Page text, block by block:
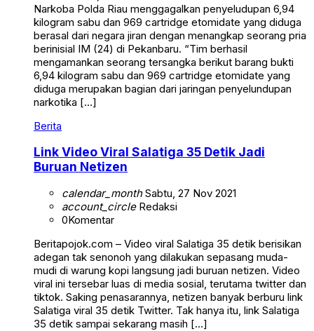
Narkoba Polda Riau menggagalkan penyeludupan 6,94
kilogram sabu dan 969 cartridge etomidate yang diduga
berasal dari negara jiran dengan menangkap seorang pria
berinisial IM (24) di Pekanbaru. “Tim berhasil
mengamankan seorang tersangka berikut barang bukti
6,94 kilogram sabu dan 969 cartridge etomidate yang
diduga merupakan bagian dari jaringan penyelundupan
narkotika […]
Berita
Link Video Viral Salatiga 35 Detik Jadi
Buruan Netizen
calendar_monthSabtu, 27 Nov 2021
account_circleRedaksi
0Komentar
Beritapojok.com – Video viral Salatiga 35 detik berisikan
adegan tak senonoh yang dilakukan sepasang muda-
mudi di warung kopi langsung jadi buruan netizen. Video
viral ini tersebar luas di media sosial, terutama twitter dan
tiktok. Saking penasarannya, netizen banyak berburu link
Salatiga viral 35 detik Twitter. Tak hanya itu, link Salatiga
35 detik sampai sekarang masih […]